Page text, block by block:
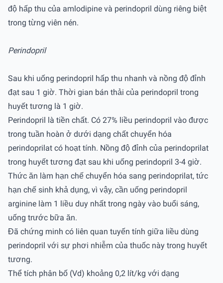
độ hấp thu của amlodipine và perindopril dùng riêng biệt
trong từng viên nén.
Perindopril
Sau khi uống perindopril hấp thu nhanh và nồng độ đỉnh
đạt sau 1 giờ. Thời gian bán thải của perindopril trong
huyết tương là 1 giờ.
Perindopril là tiền chất. Có 27% liều perindopril vào được
trong tuần hoàn ở dưới dạng chất chuyển hóa
perindoprilat có hoạt tính. Nồng độ đỉnh của perindoprilat
trong huyết tương đạt sau khi uống perindopril 3-4 giờ.
Thức ăn làm hạn chế chuyển hóa sang perindoprilat, tức
hạn chế sinh khả dụng, vì vậy, cần uống perindopril
arginine làm 1 liều duy nhất trong ngày vào buổi sáng,
uống trước bữa ăn.
Đã chứng minh có liên quan tuyến tính giữa liều dùng
perindopril với sự phơi nhiễm của thuốc này trong huyết
tương.
Thể tích phân bố (Vd) khoảng 0,2 lít/kg với dạng